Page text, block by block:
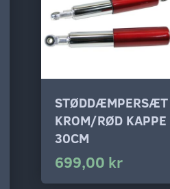
STØDDÆMPERSÆT
KROM/RØD KAPPE
30CM
699,00 kr